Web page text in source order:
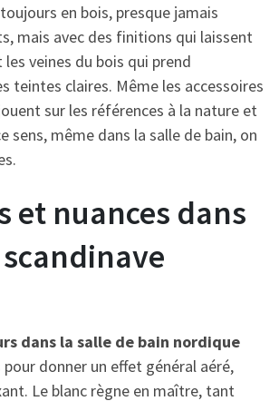
en bois, presque jamais
mais avec des finitions qui laissent
veines du bois qui prend
teintes claires. Même les accessoires
sur les références à la nature et
sens, même dans la salle de bain, on
et nuances dans
dans la salle de bain nordique
donner un effet général aéré,
Le blanc règne en maître, tant